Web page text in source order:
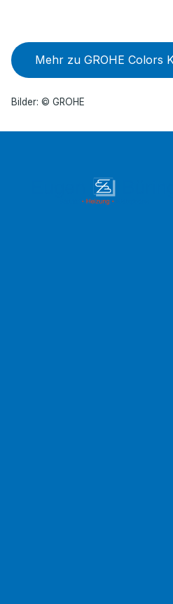
Mehr zu GROHE Colors
Bilder: © GROHE